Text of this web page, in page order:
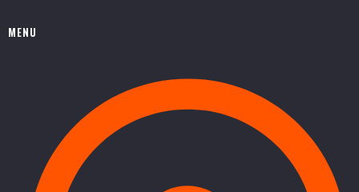
MENU